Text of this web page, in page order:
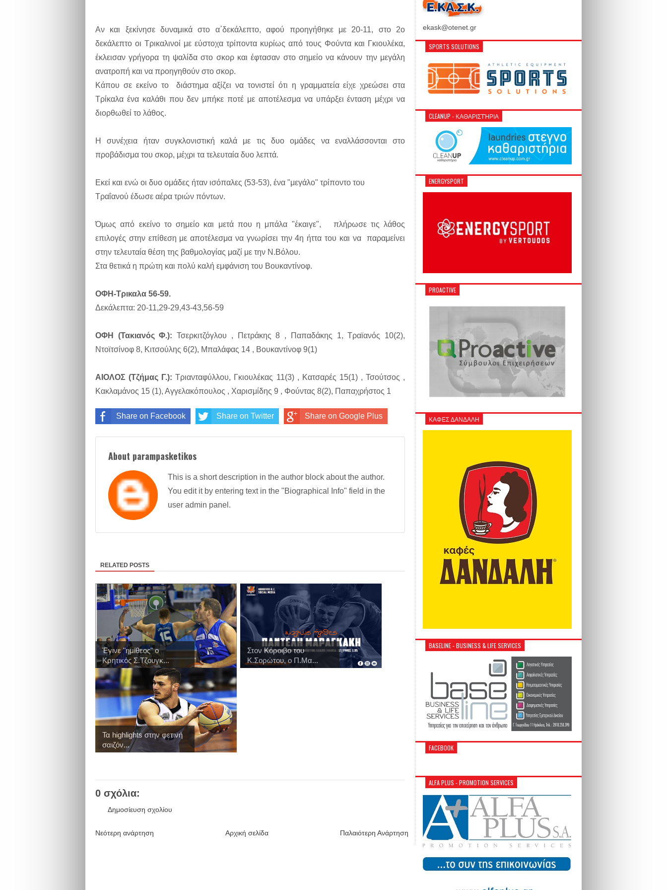
Αν και ξεκίνησε δυναμικά στο α΄δεκάλεπτο, αφού προηγήθηκε με 20-11, στο 2ο
δεκάλεπτο οι Τρικαλινοί με εύστοχα τρίποντα κυρίως από τους Φούντα και Γκιουλέκα,
έκλεισαν γρήγορα τη ψαλίδα στο σκορ και έφτασαν στο σημείο να κάνουν την μεγάλη
ανατροπή και να προηγηθούν στο σκορ.
Κάπου σε εκείνο το διάστημα αξίζει να τονιστεί ότι η γραμματεία είχε χρεώσει στα
Τρίκαλα ένα καλάθι που δεν μπήκε ποτέ με αποτέλεσμα να υπάρξει ένταση μέχρι να
διορθωθεί το λάθος.
Η συνέχεια ήταν συγκλονιστική καλά με τις δυο ομάδες να εναλλάσσονται στο
προβάδισμα του σκορ, μέχρι τα τελευταία δυο λεπτά.
Εκεί και ενώ οι δυο ομάδες ήταν ισόπαλες (53-53), ένα "μεγάλο" τρίποντο του
Τραΐανού έδωσε αέρα τριών πόντων.
Όμως από εκείνο το σημείο και μετά που η μπάλα "έκαιγε", πλήρωσε τις λάθος
επιλογές στην επίθεση με αποτέλεσμα να γνωρίσει την 4η ήττα του και να παραμείνει
στην τελευταία θέση της βαθμολογίας μαζί με την Ν.Βόλου.
Στα θετικά η πρώτη και πολύ καλή εμφάνιση του Βουκαντίνοφ.
ΟΦΗ-Tρικαλα 56-59.
Δεκάλεπτα: 20-11,29-29,43-43,56-59
ΟΦΗ (Τακιανός Φ.):Τσερκιτζόγλου , Πετράκης 8 , Παπαδάκης 1, Τραϊανός 10(2),
Ντοϊτσίνοφ 8, Κιτσούλης 6(2), Μπαλάφας 14 , Βουκαντίνοφ 9(1)
ΑΙΟΛΟΣ (Τζήμας Γ.): Τριανταφύλλου, Γκιουλέκας 11(3) , Κατσαρές 15(1) , Τσούτσος ,
Κακλαμάνος 15 (1), Αγγελακόπουλος , Χαρισμίδης 9 , Φούντας 8(2), Παπαχρήστος 1
Share on Facebook Share on Twitter Share on Google Plus
About parampasketikos
This is a short description in the author block about the author.
You edit it by entering text in the "Biographical Info" field in the
user admin panel.
RELATED POSTS
Έγινε "ημίθεος" ο
Κρητικός Σ.Τζουγκ...
Στον Κόροιβο του
Κ.Σορώτου, ο Π.Μα...
Τα highlights στην φετινή
σαιζόν...
0 σχόλια:
Δημοσίευση σχολίου
Νεότερη ανάρτηση Παλαιότερη Ανάρτηση
Αρχική σελίδα
ekask@otenet.gr
SPORTS SOLUTIONS
CLEANUP - ΚΑΘΑΡΙΣΤΉΡΙΑ
ENERGYSPORT
PROACTIVE
ΚΑΦΕΣ ΔΑΝΔΑΛΗ
BASELINE - BUSINESS & LIFE SERVICES
FACEBOOK
ALFA PLUS - PROMOTION SERVICES